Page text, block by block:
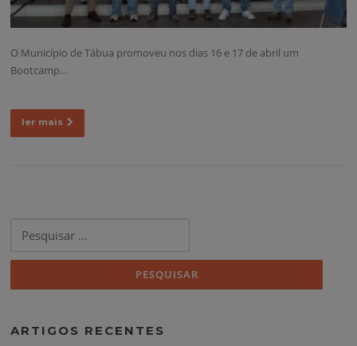
O Município de Tábua promoveu nos dias 16 e 17 de abril um
Bootcamp…
ler mais
por:
ARTIGOS RECENTES